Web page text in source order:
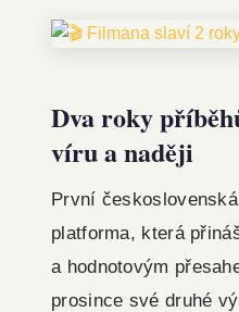
Dva roky
víru a naději
První
platforma, která
a hodnotovým
prosince své druhé